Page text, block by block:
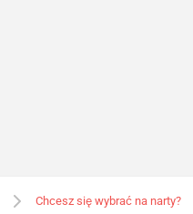
Chcesz się wybrać na narty?